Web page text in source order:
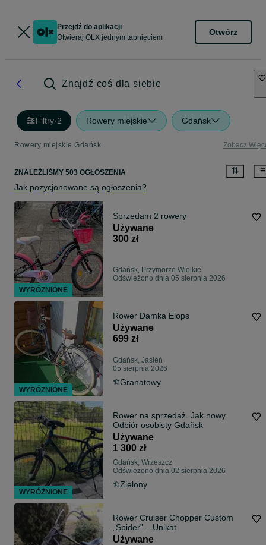
Przejdź do aplikacji
Otwieraj OLX jednym tapnięciem
Otwórz
Znajdź coś dla siebie
Filtry·2 Rowery miejskie Gdańsk
Rowery miejskie Gdańsk Zobacz
ZNALEŹLIŚMY 503 OGŁOSZENIA
Jak pozycjonowane są ogłoszenia?
Sprzedam 2 rowery
Używane
300 zł
Gdańsk, Przymorze Wielkie
Odświeżono dnia 05 sierpnia 2026
Rower Damka Elops
Używane
699 zł
Gdańsk, Jasień
05 sierpnia 2026
Granatowy
Rower na sprzedaż. Jak nowy.
Odbiór osobisty Gdañsk
Używane
1 300 zł
Gdańsk, Wrzeszcz
Odświeżono dnia 02 sierpnia 2026
Zielony
Rower Cruiser Chopper Custom
„Spider” – Unikat
Używane
WYRÓŻNIONE
WYRÓŻNIONE
WYRÓŻNIONE